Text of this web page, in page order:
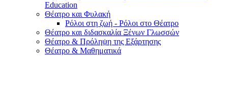
Education
Θέατρο και Φυλακή
Ρόλοι στη ζωή - Ρόλοι στο Θέατρο
Θέατρο και διδασκαλία Ξένων Γλωσσών
Θέατρο & Πρόληψη της Εξάρτησης
Θέατρο & Μαθηματικά